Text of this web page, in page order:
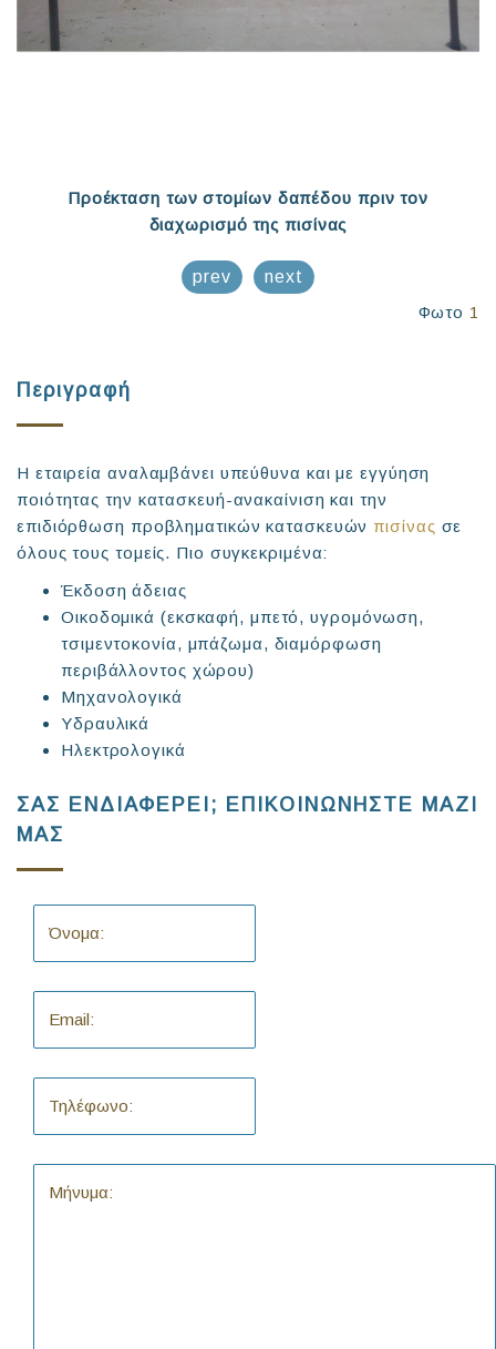
Προέκταση των στομίων δαπέδου πριν τον
διαχωρισμό της πισίνας
prev
next
Φωτο 1
Περιγραφή
Η εταιρεία αναλαμβάνει υπεύθυνα και με εγγύηση
ποιότητας την κατασκευή-ανακαίνιση και την
επιδιόρθωση προβληματικών κατασκευών πισίνας σε
όλους τους τομείς. Πιο συγκεκριμένα:
Έκδοση άδειας
Οικοδομικά (εκσκαφή, μπετό, υγρομόνωση,
τσιμεντοκονία, μπάζωμα, διαμόρφωση
περιβάλλοντος χώρου)
Μηχανολογικά
Υδραυλικά
Ηλεκτρολογικά
ΣΑΣ ΕΝΔΙΑΦΕΡΕΙ; ΕΠΙΚΟΙΝΩΝΗΣΤΕ ΜΑΖΙ
ΜΑΣ